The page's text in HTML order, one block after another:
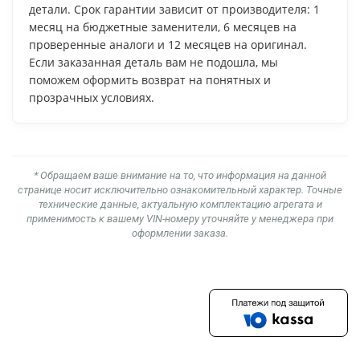
детали. Срок гарантии зависит от производителя: 1
месяц на бюджетные заменители, 6 месяцев на
проверенные аналоги и 12 месяцев на оригинал.
Если заказанная деталь вам не подошла, мы
поможем оформить возврат на понятных и
прозрачных условиях.
* Обращаем ваше внимание на то, что информация на данной
странице носит исключительно ознакомительный характер. Точные
технические данные, актуальную комплектацию агрегата и
применимость к вашему VIN-номеру уточняйте у менеджера при
оформлении заказа.